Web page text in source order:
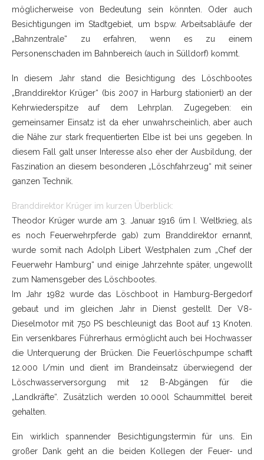
möglicherweise von Bedeutung sein könnten. Oder auch
Besichtigungen im Stadtgebiet, um bspw. Arbeitsabläufe der
„Bahnzentrale“ zu erfahren, wenn es zu einem
Personenschaden im Bahnbereich (auch in Sülldorf) kommt.
In diesem Jahr stand die Besichtigung des Löschbootes
„Branddirektor Krüger“ (bis 2007 in Harburg stationiert) an der
Kehrwiederspitze auf dem Lehrplan. Zugegeben: ein
gemeinsamer Einsatz ist da eher unwahrscheinlich, aber auch
die Nähe zur stark frequentierten Elbe ist bei uns gegeben. In
diesem Fall galt unser Interesse also eher der Ausbildung, der
Faszination an diesem besonderen „Löschfahrzeug“ mit seiner
ganzen Technik.
Branddirektor Krüger im kurzen Überblick:
Theodor Krüger wurde am 3. Januar 1916 (im I. Weltkrieg, als
es noch Feuerwehrpferde gab) zum Branddirektor ernannt,
wurde somit nach Adolph Libert Westphalen zum „Chef der
Feuerwehr Hamburg“ und einige Jahrzehnte später, ungewollt
zum Namensgeber des Löschbootes.
Im Jahr 1982 wurde das Löschboot in Hamburg-Bergedorf
gebaut und im gleichen Jahr in Dienst gestellt. Der V8-
Dieselmotor mit 750 PS beschleunigt das Boot auf 13 Knoten.
Ein versenkbares Führerhaus ermöglicht auch bei Hochwasser
die Unterquerung der Brücken. Die Feuerlöschpumpe schafft
12.000 l/min und dient im Brandeinsatz überwiegend der
Löschwasserversorgung mit 12 B-Abgängen für die
„Landkräfte“. Zusätzlich werden 10.000l Schaummittel bereit
gehalten.
Ein wirklich spannender Besichtigungstermin für uns. Ein
großer Dank geht an die beiden Kollegen der Feuer- und